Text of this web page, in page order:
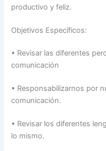
productivo y feliz.
Objetivos Específicos:
• Revisar las diferentes
comunicación
• Responsabilizarnos por
comunicación.
• Revisar los diferentes
lo mismo.